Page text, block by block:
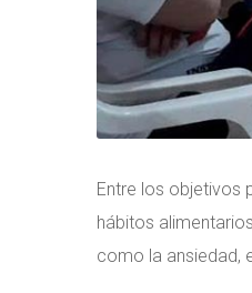
Entre los objetivos
hábitos
como la ansiedad,